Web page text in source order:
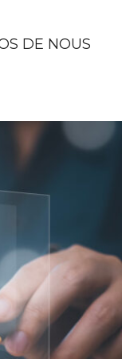
DE NOUS